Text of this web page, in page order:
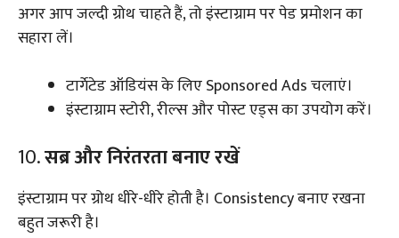
अगर आप जल्दी ग्रोथ चाहते हैं, तो इंस्टाग्राम पर पेड प्रमोशन का
सहारा लें।
टार्गेटेड ऑडियंस के लिए Sponsored Ads चलाएं।
इंस्टाग्राम स्टोरी, रील्स और पोस्ट एड्स का उपयोग करें।
10.सब्र और निरंतरता बनाए रखें
इंस्टाग्राम पर ग्रोथ धीरे-धीरे होती है। Consistency बनाए रखना
बहुत जरूरी है।